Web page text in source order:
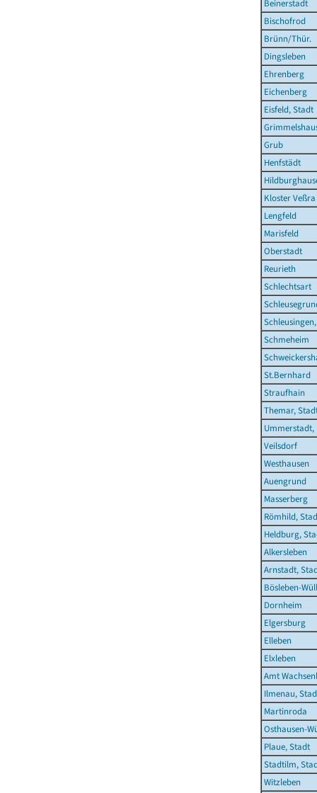
Beinerstadt
Bischofrod
Brünn/Thür.
Dingsleben
Ehrenberg
Eichenberg
Eisfeld, Stadt
Grub
Henfstädt
Kloster Veßra
Lengfeld
Marisfeld
Oberstadt
Reurieth
Schlechtsart
Schmeheim
St.Bernhard
Straufhain
Themar,
Ummerstadt,
Veilsdorf
Westhausen
Auengrund
Masserberg
Römhild,
Heldburg,
Alkersleben
Arnstadt,
Bösleben-
Dornheim
Elgersburg
Elleben
Elxleben
Amt
Ilmenau,
Martinroda
Osthausen-
Plaue, Stadt
Stadtilm,
Witzleben